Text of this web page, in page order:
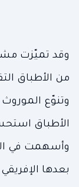
وقد تميّزت
من الأطباق
وتنوّع
الأطباق
وأسهمت في
بعدها